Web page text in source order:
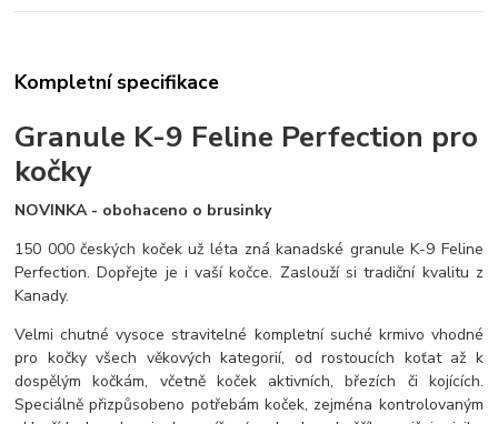
Kompletní specifikace
Granule K-9 Feline Perfection pro
kočky
NOVINKA - obohaceno o brusinky
150 000 českých koček už léta zná kanadské granule K-9 Feline
Perfection. Dopřejte je i vaší kočce. Zaslouží si tradiční kvalitu z
Kanady.
Velmi chutné vysoce stravitelné kompletní suché krmivo vhodné
pro kočky všech věkových kategorií, od rostoucích koťat až k
dospělým kočkám, včetně koček aktivních, březích či kojících.
Speciálně přizpůsobeno potřebám koček, zejména kontrolovaným